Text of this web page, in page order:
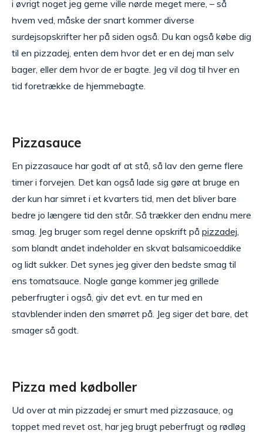
i øvrigt noget jeg gerne ville nørde meget mere, – så
hvem ved, måske der snart kommer diverse
surdejsopskrifter her på siden også. Du kan også købe dig
til en pizzadej, enten dem hvor det er en dej man selv
bager, eller dem hvor de er bagte. Jeg vil dog til hver en
tid foretrække de hjemmebagte.
Pizzasauce
En pizzasauce har godt af at stå, så lav den gerne flere
timer i forvejen. Det kan også lade sig gøre at bruge en
der kun har simret i et kvarters tid, men det bliver bare
bedre jo længere tid den står. Så trækker den endnu mere
smag. Jeg bruger som regel denne opskrift på pizzadej,
som blandt andet indeholder en skvat balsamicoeddike
og lidt sukker. Det synes jeg giver den bedste smag til
ens tomatsauce. Nogle gange kommer jeg grillede
peberfrugter i også, giv det evt. en tur med en
stavblender inden den smørret på. Jeg siger det bare, det
smager så godt.
Pizza med kødboller
Ud over at min pizzadej er smurt med pizzasauce, og
toppet med revet ost, har jeg brugt peberfrugt og rødløg